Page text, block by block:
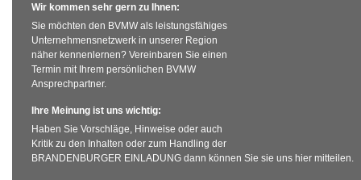
Wir kommen sehr gern zu Ihnen:
Sie möchten den BVMW als leistungsfähiges
Unternehmensnetzwerk in unserer Region
näher kennenlernen? Vereinbaren Sie einen
Termin mit Ihrem persönlichen BVMW
Ansprechpartner.
Ihre Meinung ist uns wichtig:
Haben Sie Vorschläge, Hinweise oder auch
Kritik zu den Inhalten oder zum Handling der
BRANDENBURGER EINLADUNG dann können Sie sie uns hier mitteilen.